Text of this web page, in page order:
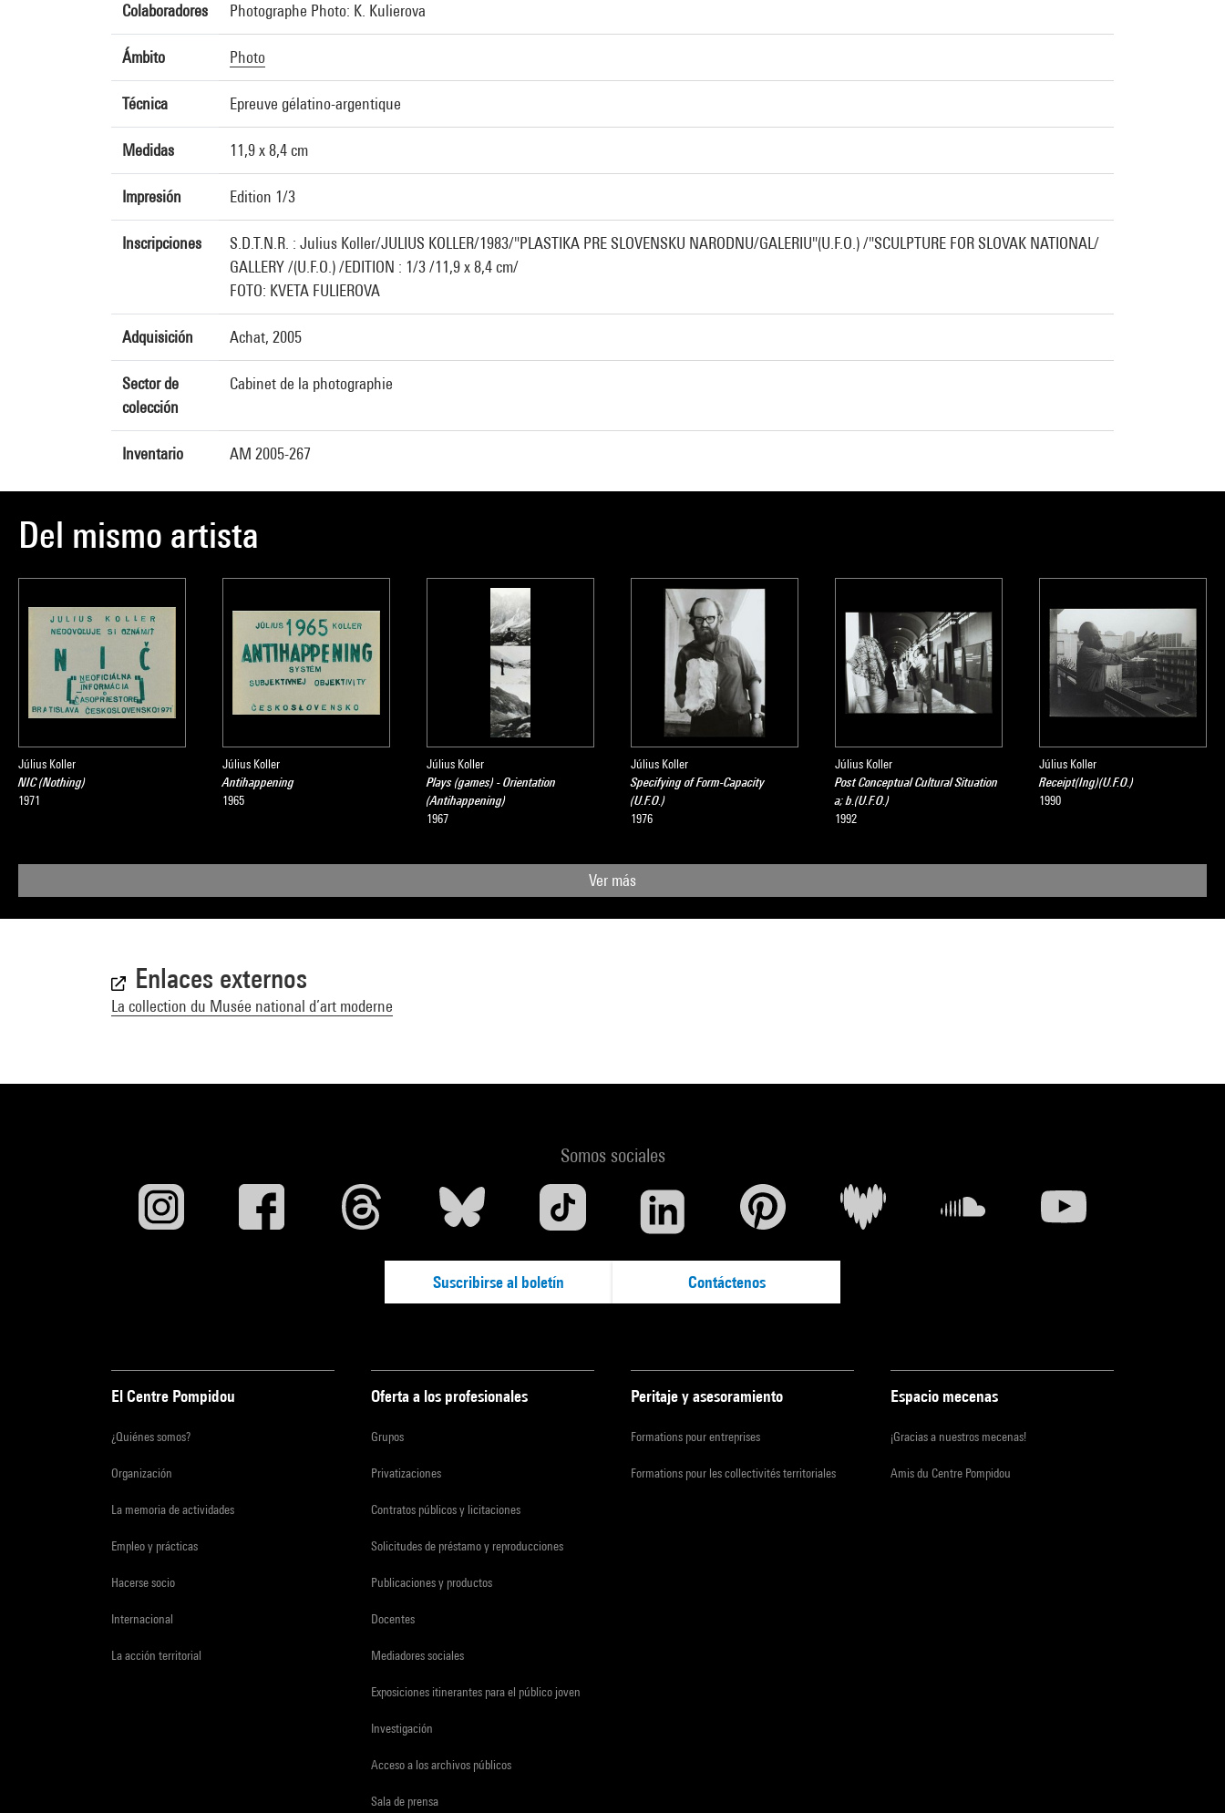
Colaboradores Photographe Photo: K. Kulierova
Ámbito Photo
Técnica Epreuve gélatino-argentique
Medidas 11,9 x 8,4 cm
Impresión Edition 1/3
Inscripciones
S.D.T.N.R. : Julius Koller/JULIUS KOLLER/1983/"PLASTIKA PRE SLOVENSKU NARODNU/GALERIU"(U.F.O.) /"SCULPTURE FOR SLOVAK NATIONAL/
GALLERY /(U.F.O.) /EDITION : 1/3 /11,9 x 8,4 cm/
FOTO: KVETA FULIEROVA
Adquisición Achat, 2005
Sector de
colección
Cabinet de la photographie
Inventario AM 2005-267
Del mismo artista
Július Koller
NIC (Nothing)
1971
Július Koller
Antihappening
1965
Július Koller
Plays (games) - Orientation
(Antihappening)
1967
Július Koller
Specifying of Form-Capacity
(U.F.O.)
1976
Július Koller
Post Conceptual Cultural Situation
a; b.(U.F.O.)
1992
Július Koller
Receipt(Ing)(U.F.O.)
1990
Ver más
Enlaces externos
La collection du Musée national d’art moderne
Somos sociales
Suscribirse al boletín Contáctenos
El Centre Pompidou
¿Quiénes somos?
Organización
La memoria de actividades
Empleo y prácticas
Hacerse socio
Internacional
La acción territorial
Oferta a los profesionales
Grupos
Privatizaciones
Contratos públicos y licitaciones
Solicitudes de préstamo y reproducciones
Publicaciones y productos
Docentes
Mediadores sociales
Exposiciones itinerantes para el público joven
Investigación
Acceso a los archivos públicos
Sala de prensa
Peritaje y asesoramiento
Formations pour entreprises
Formations pour les collectivités territoriales
Espacio mecenas
¡Gracias a nuestros mecenas!
Amis du Centre Pompidou